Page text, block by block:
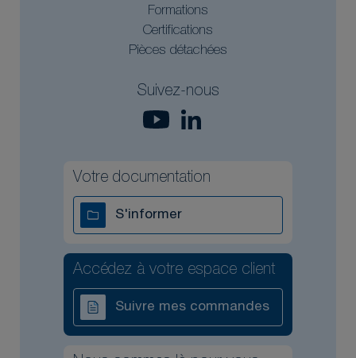
Formations
Certifications
Pièces détachées
Suivez-nous
Votre documentation
S'informer
Accédez à votre espace client
Suivre mes commandes